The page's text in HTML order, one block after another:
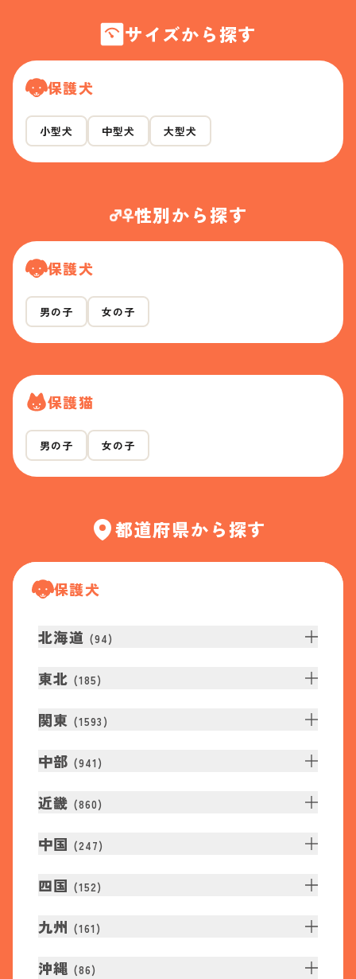
サイズから探す
保護犬
小型犬 中型犬 大型犬
性別から探す
保護犬
男の子 女の子
保護猫
男の子 女の子
都道府県から探す
保護犬
北海道 (94)
東北 (185)
関東 (1593 )
中部 (941 )
近畿 (860)
中国 (247)
四国 (152)
九州 (161 )
沖縄 (86)